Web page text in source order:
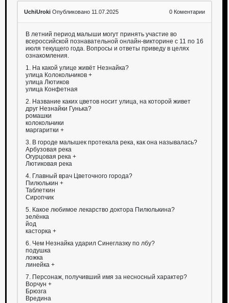
UchiUroki Опубликовано 11.07.2025 0 Коментарии
В летний период малыши могут принять участие во
всероссийской познавательной онлайн-викторине с 11 по 16
июля текущего года. Вопросы и ответы приведу в целях
ознакомления.
1. На какой улице живёт Незнайка?
улица Колокольчиков +
улица Лютиков
улица Конфетная
2. Название каких цветов носит улица, на которой живет
друг Незнайки Гунька?
ромашки
колокольчики
маргаритки +
3. В городе малышек протекала река, как она называлась?
Арбузовая река
Огурцовая река +
Лютиковая река
4. Главный врач Цветочного города?
Пилюлькин +
Таблеткин
Сиропчик
5. Какое любимое лекарство доктора Пилюлькина?
зелёнка
йод
касторка +
6. Чем Незнайка ударил Синеглазку по лбу?
подушка
ложка
линейка +
7. Персонаж, получивший имя за несносный характер?
Ворчун +
Брюзга
Вредина